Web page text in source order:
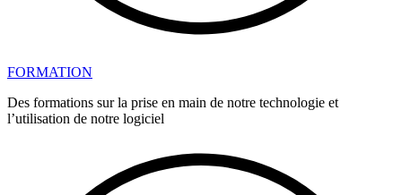
FORMATION
Des formations sur la prise en main de notre technologie et
l’utilisation de notre logiciel